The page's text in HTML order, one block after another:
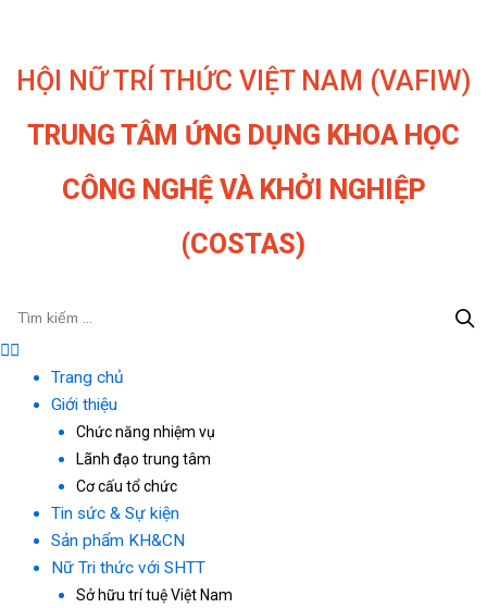
nội
dungHỘI NỮ TRÍ THỨC VIỆT NAM (VAFIW)
TRUNG TÂM ỨNG DỤNG KHOA HỌC
CÔNG NGHỆ VÀ KHỞI NGHIỆP
(COSTAS)
Trang chủ
Giới thiệu
Chức năng nhiệm vụ
Lãnh đạo trung tâm
Cơ cấu tổ chức
Tin sức & Sự kiện
Sản phẩm KH&CN
Nữ Tri thức với SHTT
Sở hữu trí tuệ Việt Nam